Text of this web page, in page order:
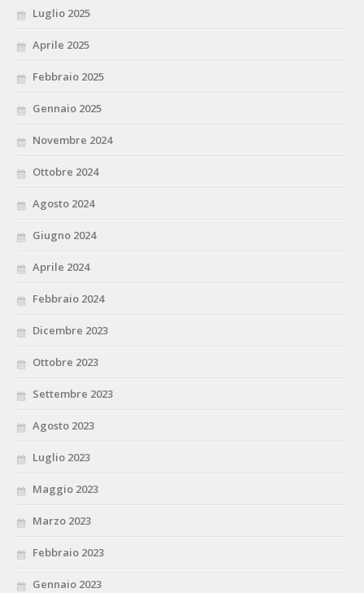
Luglio 2025
Aprile 2025
Febbraio 2025
Gennaio 2025
Novembre 2024
Ottobre 2024
Agosto 2024
Giugno 2024
Aprile 2024
Febbraio 2024
Dicembre 2023
Ottobre 2023
Settembre 2023
Agosto 2023
Luglio 2023
Maggio 2023
Marzo 2023
Febbraio 2023
Gennaio 2023